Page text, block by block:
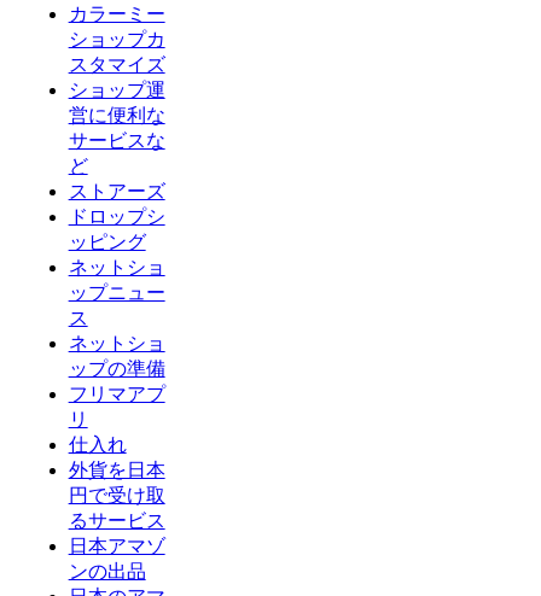
カラーミー
ショップカ
スタマイズ
ショップ運
営に便利な
サービスな
ど
ストアーズ
ドロップシ
ッピング
ネットショ
ップニュー
ス
ネットショ
ップの準備
フリマアプ
リ
仕入れ
外貨を日本
円で受け取
るサービス
日本アマゾ
ンの出品